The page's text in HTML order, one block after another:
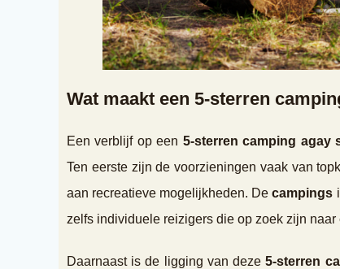
Wat maakt een 5-sterren
Een verblijf op een 5-sterren camping agay
Ten eerste zijn de voorzieningen vaak van
aan recreatieve mogelijkheden. Decampings
zelfs individuele reizigers die op zoek zijn naar
Daarnaast is de ligging van deze5-sterren